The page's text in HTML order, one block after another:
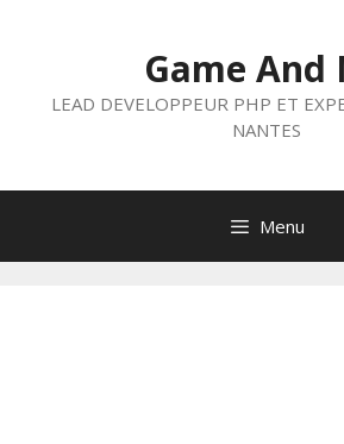
Game And
LEAD DEVELOPPEUR PHP ET
NANTES
Menu